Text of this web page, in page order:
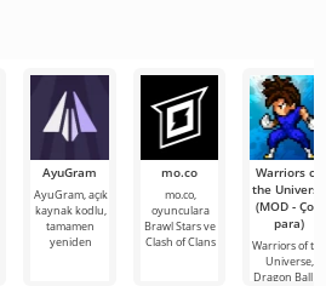
AyuGram
AyuGram, açık
kaynak kodlu,
tamamen
yeniden
mo.co
mo.co,
oyunculara
Brawl Stars ve
Clash of Clans
Warriors of
the Universe
(MOD - Çok
para)
Warriors of
Universe,
Dragon Ball ve